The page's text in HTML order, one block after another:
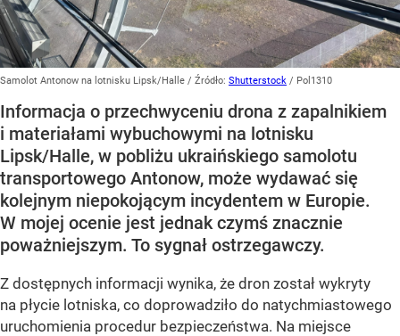
Samolot Antonow na lotnisku Lipsk/Halle / Źródło: Shutterstock / Pol1310
Informacja o przechwyceniu drona z zapalnikiem
i materiałami wybuchowymi na lotnisku
Lipsk/Halle, w pobliżu ukraińskiego samolotu
transportowego Antonow, może wydawać się
kolejnym niepokojącym incydentem w Europie.
W mojej ocenie jest jednak czymś znacznie
poważniejszym. To sygnał ostrzegawczy.
Z dostępnych informacji wynika, że dron został wykryty
na płycie lotniska, co doprowadziło do natychmiastowego
uruchomienia procedur bezpieczeństwa. Na miejsce